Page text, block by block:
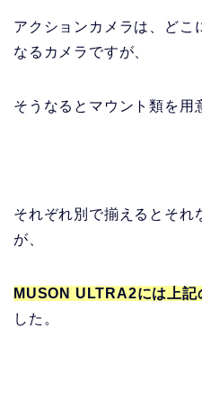
アクションカメラは、どこ
なるカメラですが、
そうなるとマウント類を用
それぞれ別で揃えるとそれ
が、
MUSON ULTRA2には上記
した。